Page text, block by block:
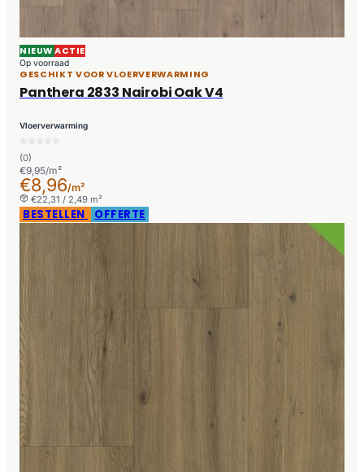
NIEUWACTIE
Op voorraad
GESCHIKT VOOR VLOERVERWARMING
Panthera 2833 Nairobi Oak V4
Vloerverwarming
(0)
€9,95/m²
€8,96/m²
€22,31 / 2,49 m²
BESTELLEN OFFERTE